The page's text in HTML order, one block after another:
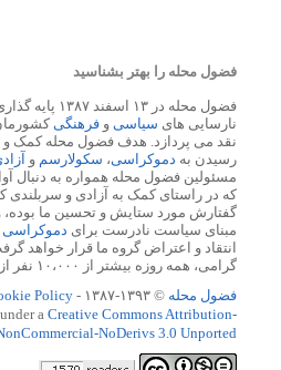
فضول محله را بهتر بشناسید
فضول محله در
نارسایی های سیاسی و فرهنگی
نقد می پردازد. هدف فضول محله کمک
رسیدن به دموکراسی، سکولارسم و
مسئولین فضول محله همواره به دنبال
که در راستای کمک به آزادی و
گفتارش مورد ستایش و تحسین ما بوده، و
مبنای سیاست نادرست برای دموکراسی
انتقاد و اعتراض گروه ما قرار خواهد
گرامی، همه روزه بیشتر از ۱۰،۰۰۰ نفر از این سایت دیدن می کنند.
فضول محله © ۱۳۹۳-۱۳۸۷ -
Policy
a Creative Commons Attribution-
NoDerivs 3.0 Unported